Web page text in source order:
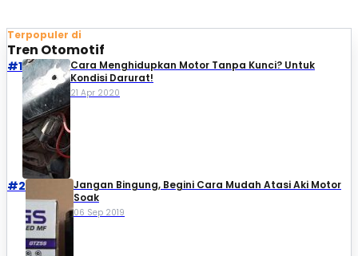
Terpopuler di
Tren Otomotif
#1
Cara Menghidupkan Motor Tanpa Kunci? Untuk
Kondisi Darurat!
21 Apr 2020
#2
Jangan Bingung, Begini Cara Mudah Atasi Aki Motor
Soak
06 Sep 2019